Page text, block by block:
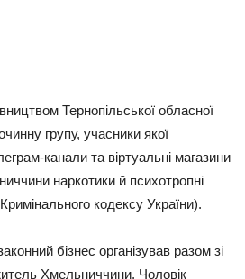
Тернопільської обласної
групу, учасники якої
канали та віртуальні магазини
наркотики й психотропні
кодексу України).
бізнес організував разом зі
Хмельниччини. Чоловік